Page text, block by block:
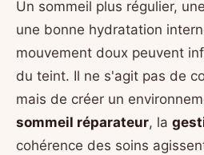
Un sommeil plus régulier,
une bonne hydratation
mouvement doux peuvent
du teint. Il ne s'agit pas de
mais de créer un
sommeil réparateur, la
cohérence des soins